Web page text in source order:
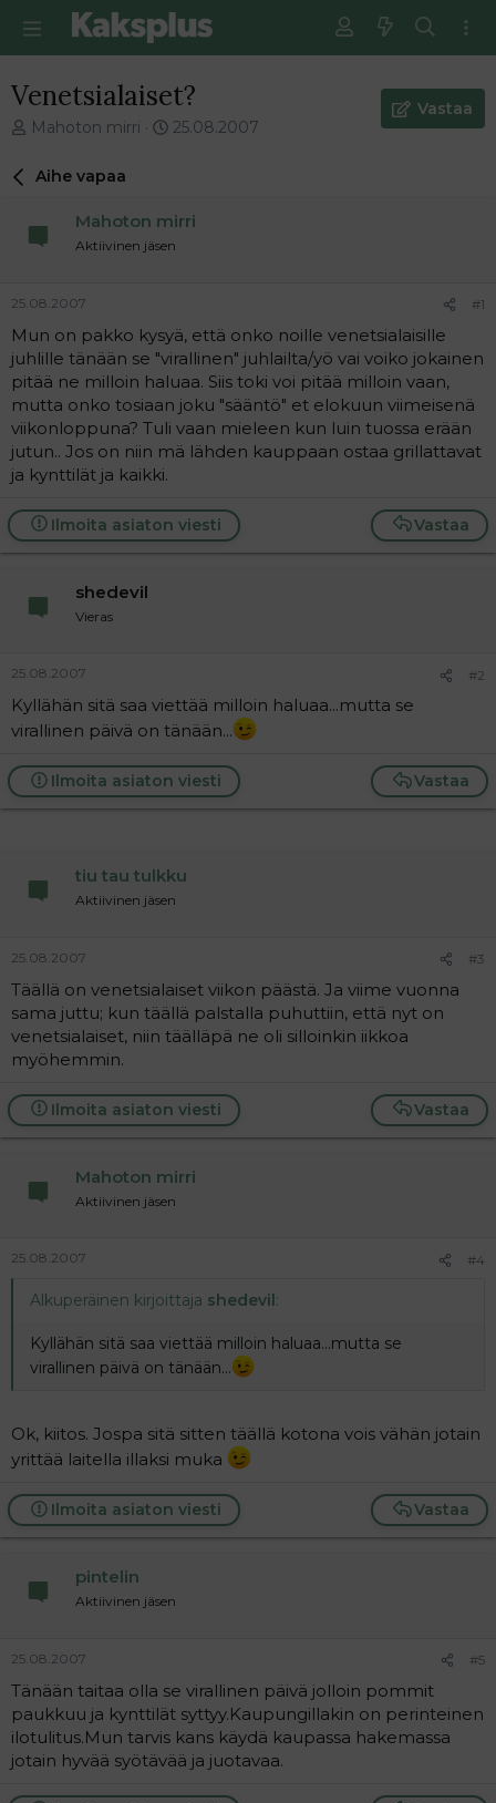
Venetsialaiset?
V
e
i
t
u
n
a
l
o
t
t
a
j
a
Mahoton mirri
E
m
m
ä
n
v
i
e
s
t
i
25.08.2007
Vastaa
Aihe vapaa
Mahoton mirri
Aktiivinen jäsen
25.08.2007 #1
Mun on pakko kysyä, että onko noille venetsialaisille
juhlille tänään se "virallinen" juhlailta/yö vai voiko jokainen
pitää ne milloin haluaa. Siis toki voi pitää milloin vaan,
mutta onko tosiaan joku "sääntö" et elokuun viimeisenä
viikonloppuna? Tuli vaan mieleen kun luin tuossa erään
jutun.. Jos on niin mä lähden kauppaan ostaa grillattavat
ja kynttilät ja kaikki.
Vastaa
Ilmoita asiaton viesti
shedevil
Vieras
25.08.2007 #2
Kyllähän sitä saa viettää milloin haluaa...mutta se
virallinen päivä on tänään...
Vastaa
Ilmoita asiaton viesti
tiu tau tulkku
Aktiivinen jäsen
25.08.2007 #3
Täällä on venetsialaiset viikon päästä. Ja viime vuonna
sama juttu; kun täällä palstalla puhuttiin, että nyt on
venetsialaiset, niin täälläpä ne oli silloinkin iikkoa
myöhemmin.
Vastaa
Ilmoita asiaton viesti
Mahoton mirri
Aktiivinen jäsen
25.08.2007 #4
Alkuperäinen kirjoittaja shedevil:
Kyllähän sitä saa viettää milloin haluaa...mutta se
virallinen päivä on tänään...
Ok, kiitos. Jospa sitä sitten täällä kotona vois vähän jotain
yrittää laitella illaksi muka
Vastaa
Ilmoita asiaton viesti
pintelin
Aktiivinen jäsen
25.08.2007 #5
Tänään taitaa olla se virallinen päivä jolloin pommit
paukkuu ja kynttilät syttyy.Kaupungillakin on perinteinen
ilotulitus.Mun tarvis kans käydä kaupassa hakemassa
jotain hyvää syötävää ja juotavaa.